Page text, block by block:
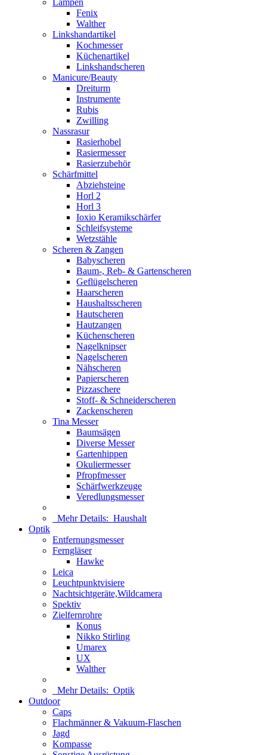
Lampen
Fenix
Walther
Linkshandartikel
Kochmesser
Küchenartikel
Linkshandscheren
Manicure/Beauty
Dreiturm
Instrumente
Rubis
Zwilling
Nassrasur
Rasierhobel
Rasiermesser
Rasierzubehör
Schärfmittel
Abziehsteine
Horl 2
Horl 3
Ioxio Keramikschärfer
Schleifsysteme
Wetzstähle
Scheren & Zangen
Babyscheren
Baum-, Reb- & Gartenscheren
Geflügelscheren
Haarscheren
Haushaltsscheren
Hautscheren
Hautzangen
Küchenscheren
Nagelknipser
Nagelscheren
Nähscheren
Papierscheren
Pizzaschere
Stoff- & Schneiderscheren
Zackenscheren
Tina Messer
Baumsägen
Diverse Messer
Gartenhippen
Okuliermesser
Pfropfmesser
Schärfwerkzeuge
Veredlungsmesser
Mehr Details: Haushalt
Optik
Entfernungsmesser
Ferngläser
Hawke
Leica
Leuchtpunktvisiere
Nachtsichtgeräte,Wildcamera
Spektiv
Zielfernrohre
Konus
Nikko Stirling
Umarex
UX
Walther
Mehr Details: Optik
Outdoor
Caps
Flachmänner & Vakuum-Flaschen
Jagd
Kompasse